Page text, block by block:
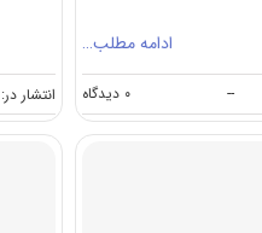
ادامه مطلب…
-- ۰ دیدگاه
ظرفیت
کنکور
انتشار در: ۱ فروردین, ۱۳۹۶